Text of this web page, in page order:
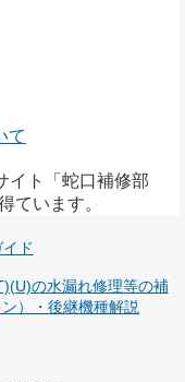
て
イト「蛇口補修部
ています。
ド
の水漏れ修理等の補
）・後継機種解説